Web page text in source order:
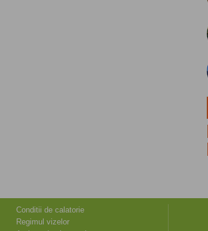
Conditii de calatorie
Regimul vizelor